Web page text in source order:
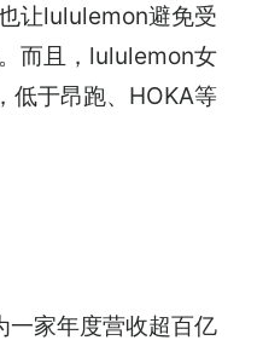
让lululemon避免受
而且，lululemon女
于昂跑、HOKA等
家年度营收超百亿